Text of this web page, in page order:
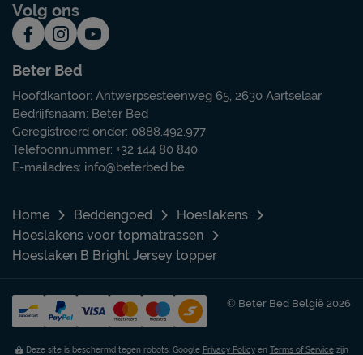
Volg ons
Beter Bed
Hoofdkantoor: Antwerpsesteenweg 65, 2630 Aartselaar
Bedrijfsnaam: Beter Bed
Geregistreerd onder: 0888.492.977
Telefoonnummer: +32 144 80 840
E-mailadres: info@beterbed.be
Home Beddengoed
Hoeslakens
Hoeslakens voor topmatrassen
Hoeslaken B Bright Jersey topper
© Beter Bed België 2026
Deze site is beschermd tegen robots. Google Privacy Policyen Terms of Servicezijn